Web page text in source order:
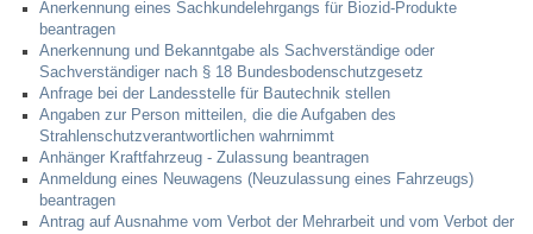
Leben
Bauen & Wohnen
NETZMonitor
Bodenrichtwerte
Anerkennung eines Sachkundelehrgangs für Biozid-Produkte
beantragen
Anerkennung und Bekanntgabe als Sachverständige oder
Sachverständiger nach § 18 Bundesbodenschutzgesetz
Anfrage bei der Landesstelle für Bautechnik stellen
Angaben zur Person mitteilen, die die Aufgaben des
Strahlenschutzverantwortlichen wahrnimmt
Anhänger Kraftfahrzeug - Zulassung beantragen
Anmeldung eines Neuwagens (Neuzulassung eines Fahrzeugs)
beantragen
Antrag auf Ausnahme vom Verbot der Mehrarbeit und vom Verbot der